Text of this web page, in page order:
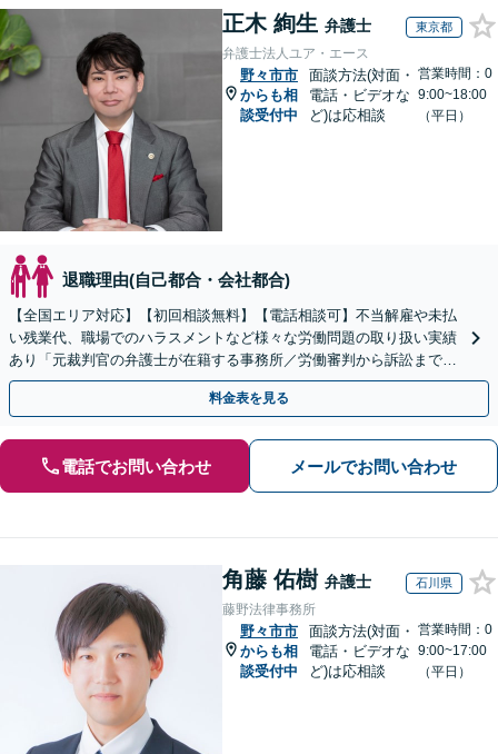
正木 絢生 弁護士 東京都
弁護士法人ユア・エース
野々市市
からも相
談受付中
面談方法(対面・
電話・ビデオな
ど)は応相談
営業時間：0
9:00~18:00
（平日）
退職理由(自己都合・会社都合)
【全国エリア対応】【初回相談無料】【電話相談可】不当解雇や未払
い残業代、職場でのハラスメントなど様々な労働問題の取り扱い実績
あり「元裁判官の弁護士が在籍する事務所／労働審判から訴訟まで、
裁判官経験を活かした最適な戦略を立案」
料金表を見る
電話でお問い合わせ メールでお問い合わせ
角藤 佑樹 弁護士 石川県
藤野法律事務所
野々市市
からも相
談受付中
面談方法(対面・
電話・ビデオな
ど)は応相談
営業時間：0
9:00~17:00
（平日）